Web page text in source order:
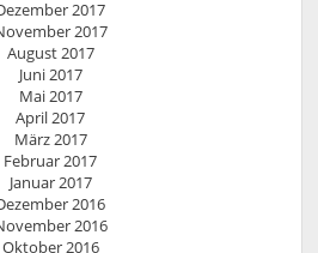
2017
2017
August 2017
Juni 2017
Mai 2017
April 2017
März 2017
Februar 2017
Januar 2017
2016
2016
Oktober 2016